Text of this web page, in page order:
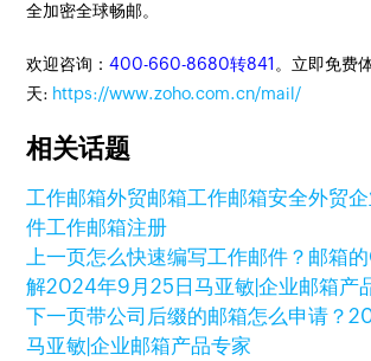
全加密全球畅邮。
欢迎咨询：400-660-8680转841 。立即免费
天: https://www.zoho.com.cn/mail/
相关话题
工作邮箱外贸邮箱工作邮箱安全外贸
件工作邮箱注册
上一页怎么快速编写工作邮件？邮箱
解2024年9月25日马亚敏|企业邮箱产
下一页带公司后缀的邮箱怎么申请？
马亚敏|企业邮箱产品专家